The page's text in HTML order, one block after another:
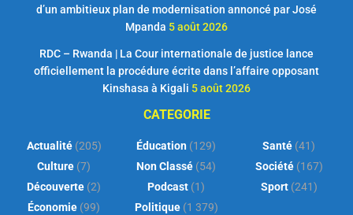
d’un ambitieux plan de modernisation annoncé par José
Mpanda 5 août 2026
RDC – Rwanda | La Cour internationale de justice lance
officiellement la procédure écrite dans l’affaire opposant
Kinshasa à Kigali 5 août 2026
CATEGORIE
Actualité(205)
Culture (7)
Découverte (2)
Économie (99)
Éducation (129)
Non Classé (54)
Podcast (1)
Politique(1 379)
Santé (41)
Société(167)
Sport(241)